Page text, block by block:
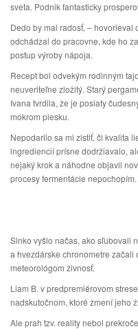
sveta. Podnik fantasticky
Dedo by mal radosť, – hovorieval
odchádzal do pracovne, kde ho
postup výroby nápoja.
Recept bol odvekým rodinným
neuveriteľne zložitý. Starý
Ivana tvrdila, že je posiaty
mokrom piesku.
Nepodarilo sa mi zistiť, či kvalita
ingrediencií prísne dodržiavalo,
nejaký krok a náhodne objavil
procesy fermentácie nepochopím.
Slnko vyšlo načas, ako sľubovali
a hvezdárske chronometre
meteorológom živnosť.
Liam B. v predpremiérovom
nadskutočnom, ktoré zmení jeho
Ale prah tzv. reality nebol